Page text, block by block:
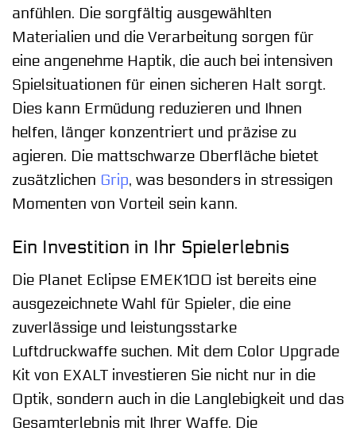
anfühlen. Die sorgfältig ausgewählten
Materialien und die Verarbeitung sorgen für
eine angenehme Haptik, die auch bei intensiven
Spielsituationen für einen sicheren Halt sorgt.
Dies kann Ermüdung reduzieren und Ihnen
helfen, länger konzentriert und präzise zu
agieren. Die mattschwarze Oberfläche bietet
zusätzlichen Grip, was besonders in stressigen
Momenten von Vorteil sein kann.
Ein Investition in Ihr Spielerlebnis
Die Planet Eclipse EMEK100 ist bereits eine
ausgezeichnete Wahl für Spieler, die eine
zuverlässige und leistungsstarke
Luftdruckwaffe suchen. Mit dem Color Upgrade
Kit von EXALT investieren Sie nicht nur in die
Optik, sondern auch in die Langlebigkeit und das
Gesamterlebnis mit Ihrer Waffe. Die